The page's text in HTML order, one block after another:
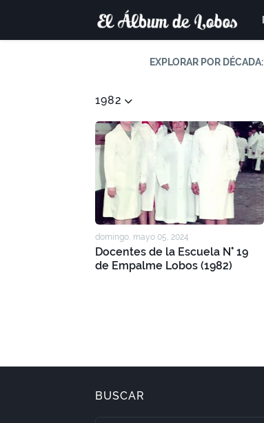
EXPLORAR POR DÉCADA:
1982
domingo, mayo 05, 2024
Docentes de la Escuela N° 19
de Empalme Lobos (1982)
BUSCAR